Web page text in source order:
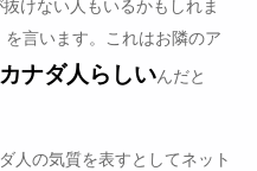
けない人もいるかもしれま
言います。これはお隣のア
カナダ人らしいんだと
人の気質を表すとしてネット